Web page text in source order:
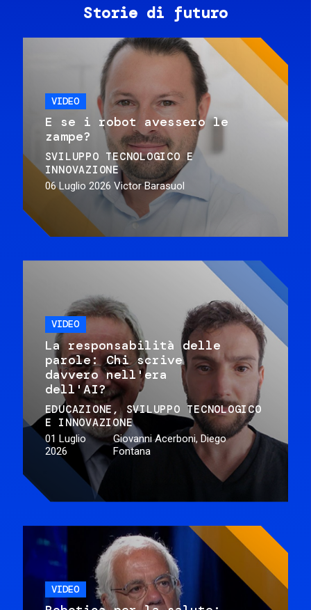
Storie di futuro
VIDEO
E se i robot avessero le
zampe?
SVILUPPO TECNOLOGICO E
INNOVAZIONE
06 Luglio 2026 Victor Barasuol
VIDEO
La responsabilità delle
parole: Chi scrive
davvero nell'era
dell'AI?
EDUCAZIONE
SVILUPPO TECNOLOGICO
E INNOVAZIONE
01 Luglio
2026
Giovanni Acerboni, Diego
Fontana
VIDEO